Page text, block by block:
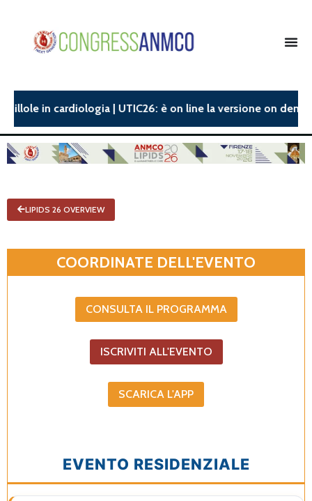
in cardiologia | UTIC26: è on line la versione on
LIPIDS 26 OVERVIEW
COORDINATE DELL'EVENTO
CONSULTA IL PROGRAMMA
ISCRIVITI ALL'EVENTO
SCARICA L'APP
EVENTO RESIDENZIALE